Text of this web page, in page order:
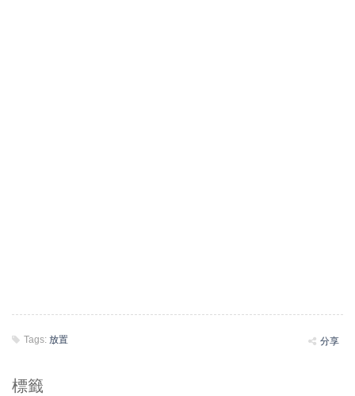
Tags: 放置 分享
標籤